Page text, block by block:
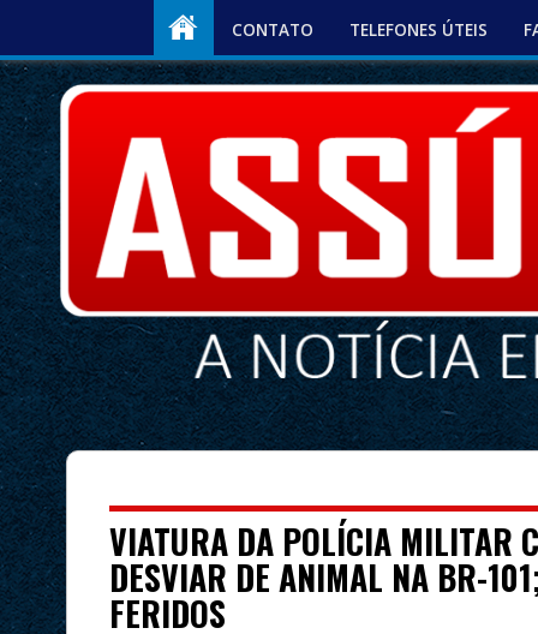
CONTATO TELEFONES ÚTEIS
VIATURA DA POLÍCIA MILITAR
DESVIAR DE ANIMAL NA BR-
FERIDOS